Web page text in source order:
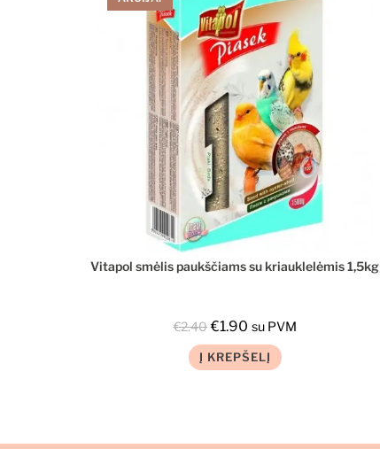
Vitapol smėlis paukščiams su kriauklelėmis 1,5kg
€2.40 €1.90 su PVM
Į KREPŠELĮ